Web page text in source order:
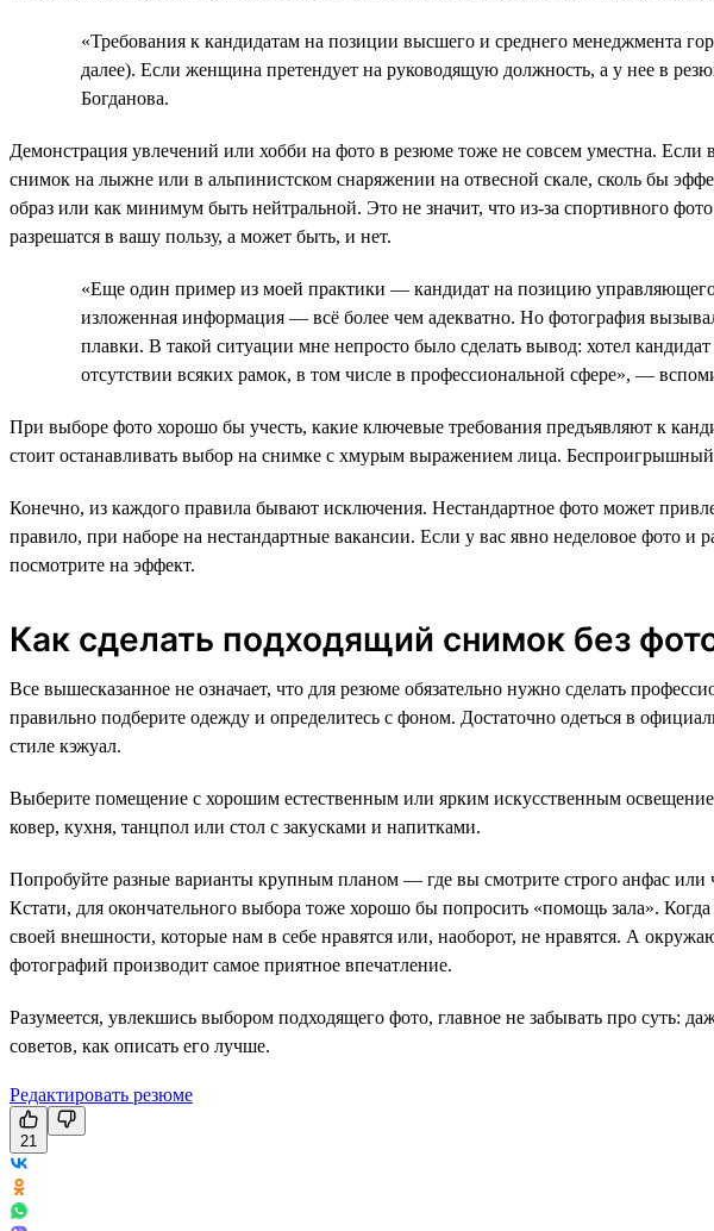
«Требования к кандидатам на позиции высшего и среднего менеджмента
далее). Если женщина претендует на руководящую должность, а у нее в
Богданова.
Демонстрация увлечений или хобби на фото в резюме тоже не совсем уместна.
снимок на лыжне или в альпинистском снаряжении на отвесной скале, сколь бы
образ или как минимум быть нейтральной. Это не значит, что из-за спортивного
разрешатся в вашу пользу, а может быть, и нет.
«Еще один пример из моей практики — кандидат на позицию
изложенная информация — всё более чем адекватно. Но фотография
плавки. В такой ситуации мне непросто было сделать вывод: хотел
отсутствии всяких рамок, в том числе в профессиональной сфере», —
При выборе фото хорошо бы учесть, какие ключевые требования предъявляют к
стоит останавливать выбор на снимке с хмурым выражением лица.
Конечно, из каждого правила бывают исключения. Нестандартное фото может
правило, при наборе на нестандартные вакансии. Если у вас явно неделовое фото
посмотрите на эффект.
Как сделать подходящий снимок без
Все вышесказанное не означает, что для резюме обязательно нужно сделать
правильно подберите одежду и определитесь с фоном. Достаточно одеться в
стиле кэжуал.
Выберите помещение с хорошим естественным или ярким искусственным
ковер, кухня, танцпол или стол с закусками и напитками.
Попробуйте разные варианты крупным планом — где вы смотрите строго анфас или
Кстати, для окончательного выбора тоже хорошо бы попросить «помощь зала».
своей внешности, которые нам в себе нравятся или, наоборот, не нравятся. А
фотографий производит самое приятное впечатление.
Разумеется, увлекшись выбором подходящего фото, главное не забывать про суть:
советов, как описать его лучше.
Редактировать резюме
21